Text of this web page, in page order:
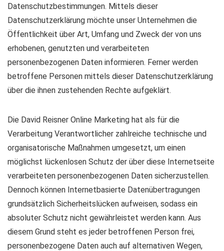
Datenschutzbestimmungen. Mittels dieser
Datenschutzerklärung möchte unser Unternehmen die
Öffentlichkeit über Art, Umfang und Zweck der von uns
erhobenen, genutzten und verarbeiteten
personenbezogenen Daten informieren. Ferner werden
betroffene Personen mittels dieser Datenschutzerklärung
über die ihnen zustehenden Rechte aufgeklärt.
Die David Reisner Online Marketing hat als für die
Verarbeitung Verantwortlicher zahlreiche technische und
organisatorische Maßnahmen umgesetzt, um einen
möglichst lückenlosen Schutz der über diese Internetseite
verarbeiteten personenbezogenen Daten sicherzustellen.
Dennoch können Internetbasierte Datenübertragungen
grundsätzlich Sicherheitslücken aufweisen, sodass ein
absoluter Schutz nicht gewährleistet werden kann. Aus
diesem Grund steht es jeder betroffenen Person frei,
personenbezogene Daten auch auf alternativen Wegen,